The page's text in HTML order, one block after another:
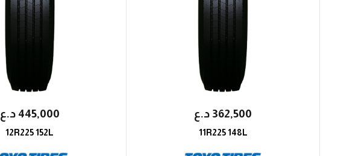
362,500 ؜د.؜ع
11R225 148L
445,000 ؜د.؜ع
12R225 152L